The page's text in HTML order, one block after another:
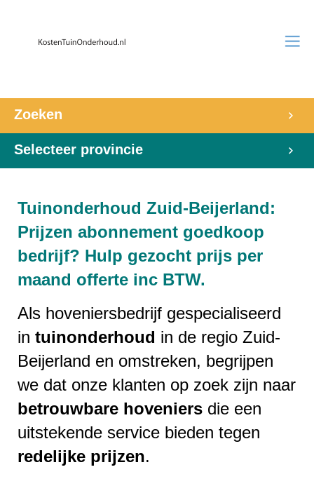
Zoeken
Selecteer provincie
Tuinonderhoud Zuid-Beijerland:
Prijzen abonnement goedkoop
bedrijf? Hulp gezocht prijs per
maand offerte inc BTW.
Als hoveniersbedrijf gespecialiseerd
in tuinonderhoud in de regio Zuid-
Beijerland en omstreken, begrijpen
we dat onze klanten op zoek zijn naar
betrouwbare hoveniers die een
uitstekende service bieden tegen
redelijke prijzen.